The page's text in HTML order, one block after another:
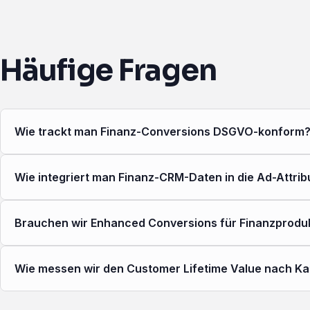
Häufige Fragen
Wie trackt man Finanz-Conversions DSGVO-konform?
Wie integriert man Finanz-CRM-Daten in die Ad-
Brauchen wir Enhanced Conversions für
Wie messen wir den Customer Lifetime Value nach